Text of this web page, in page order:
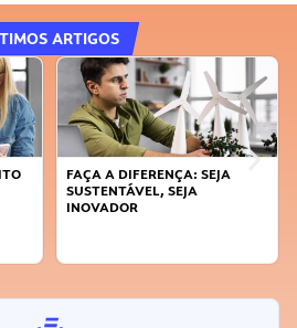
ARTIGOS
FAÇA A DIFERENÇA: SEJA
SUSTENTÁVEL, SEJA
INOVADOR